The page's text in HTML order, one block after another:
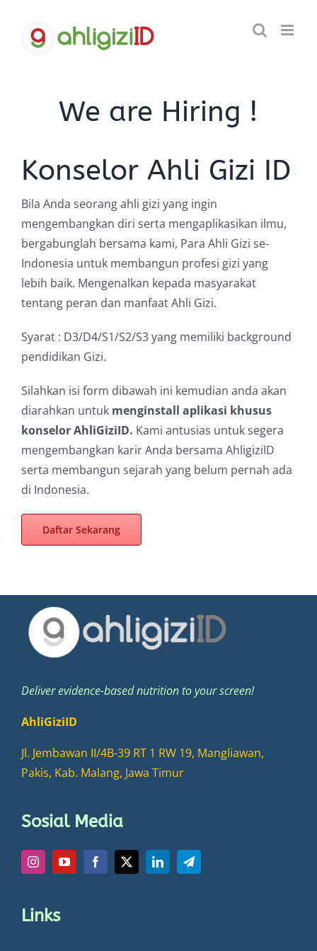
content
We are Hiring !
Konselor Ahli Gizi ID
Bila Anda seorang ahli gizi yang ingin
mengembangkan diri serta mengaplikasikan ilmu,
bergabunglah bersama kami, Para Ahli Gizi se-
Indonesia untuk membangun profesi gizi yang
lebih baik. Mengenalkan kepada masyarakat
tentang peran dan manfaat Ahli Gizi.
Syarat : D3/D4/S1/S2/S3 yang memiliki background
pendidikan Gizi.
Silahkan isi form dibawah ini kemudian anda akan
diarahkan untuk menginstall aplikasi khusus
konselor AhliGiziID. Kami antusias untuk segera
mengembangkan karir Anda bersama AhligiziID
serta membangun sejarah yang belum pernah ada
di Indonesia.
Daftar Sekarang
Deliver evidence-based nutrition to your screen!
AhliGiziID
Jl. Jembawan II/4B-39 RT 1 RW 19, Mangliawan,
Pakis, Kab. Malang, Jawa Timur
Sosial Media
Links